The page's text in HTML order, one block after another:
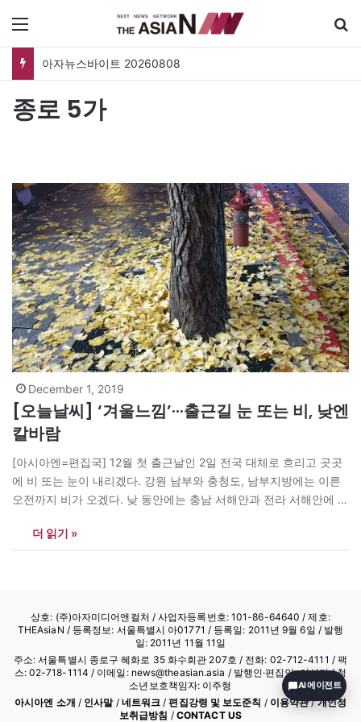
아자뉴스바이트 20260808
종로 5가
December 1, 2019
[오늘날씨] ‘겨울느낌’···출근길 눈 또는 비, 낮엔
칼바람
[아시아엔=편집국] 12월 첫 출근날인 2일 전국 대체로 흐리고 곳곳
에 비 또는 눈이 내리겠다. 강원 남부와 충청도, 남부지방에는 이른
오전까지 비가 오겠다. 낮 동안에는 충남 서해안과 전라 서해안에 5
빗방울이나 눈발이 날리는 곳이 있겠다. 아침 최저기온은 -4∼7도,
낮 최고기온은 3∼11도로 예보됐다.…
더 읽기 »
상호: (주)아자미디어앤컬처 /사업자등록번호: 101-86-64640 / 제호:
THEAsiaN / 등록정보: 서울특별시 아01771 / 등록일: 2011년 9월 6일 / 발행
일: 2011년 11월 11일
주소: 서울특별시 종로구 혜화로 35 화수회관 207호 / 전화: 02-712-4111 / 팩
스: 02-718-1114 / 이메일: news@theasian.asia / 발행인·편집인: 이상기 / 청
소년보호책임자: 이주형
아시아엔 소개 / 인사말/ 네트워크 /편집강령 및 보도준칙 / 이용약관/개인정
보취급방침 / CONTACT US
AI 에이전트